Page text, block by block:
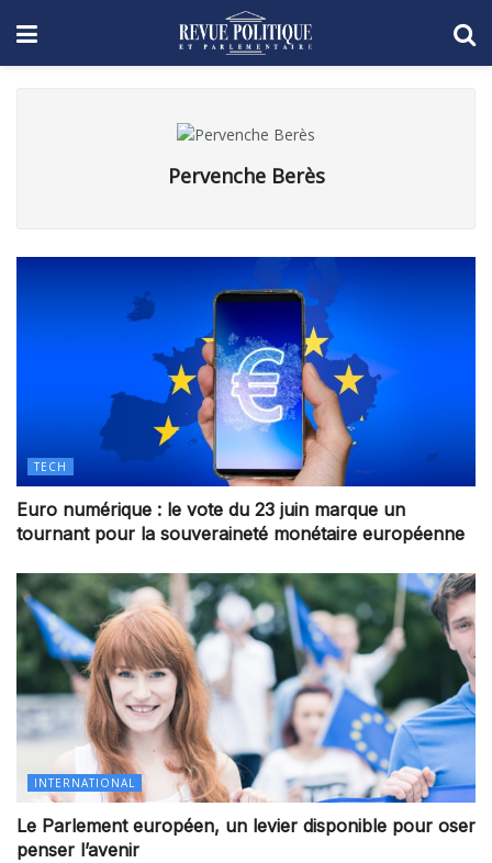
Pervenche Berès
TECH
Euro numérique : le vote du 23 juin marque un
tournant pour la souveraineté monétaire européenne
INTERNATIONAL
Le Parlement européen, un levier disponible pour oser
penser l’avenir